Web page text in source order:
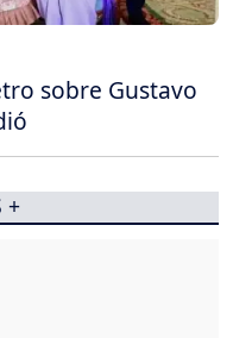
sobre Gustavo
+